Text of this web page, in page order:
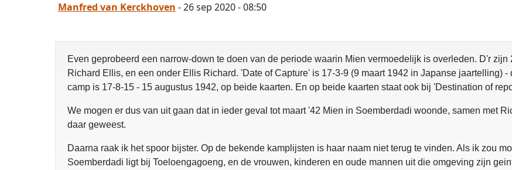
Manfred van Kerckhoven - 26 sep 2020 - 08:50
Even geprobeerd een narrow-down te doen van de periode waarin Mien vermoedelijk is overleden. D'r
Richard Ellis, en een onder Ellis Richard. 'Date of Capture' is 17-3-9 (9 maart 1942 in Japanse jaartelling)
camp is 17-8-15 - 15 augustus 1942, op beide kaarten. En op beide kaarten staat ook bij 'Destination of
We mogen er dus van uit gaan dat in ieder geval tot maart '42 Mien in Soemberdadi woonde, samen met
daar geweest.
Daarna raak ik het spoor bijster. Op de bekende kamplijsten is haar naam niet terug te vinden. Als ik zou
Soemberdadi ligt bij Toeloengagoeng, en de vrouwen, kinderen en oude mannen uit die omgeving zijn